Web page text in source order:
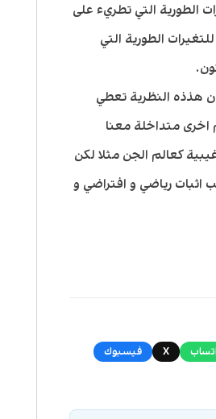
الطورية التي تطريء على
الطورية التي
هذذه النظرية تعطي
اخرى متداخلة معنا
كعالم الجن مثلا لكن
اثبات رياضي و افتراضي و
X
فيسبوك